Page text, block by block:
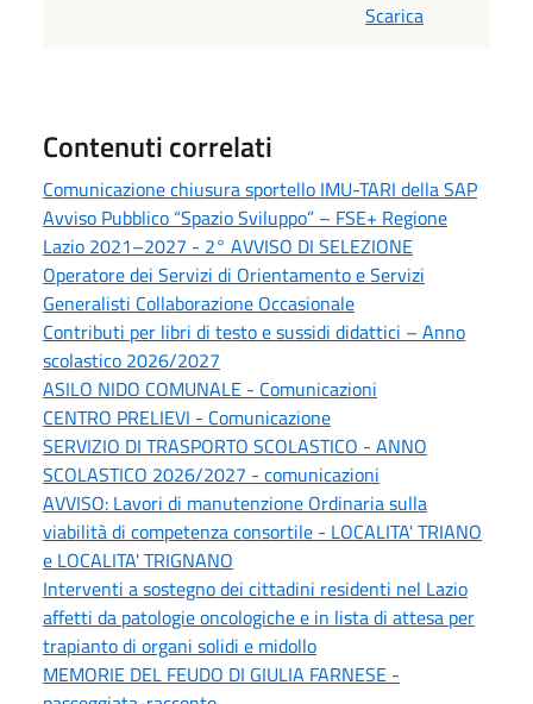
Scarica
Contenuti correlati
Comunicazione chiusura sportello IMU-TARI della SAP
Avviso Pubblico “Spazio Sviluppo” – FSE+ Regione
Lazio 2021–2027 - 2° AVVISO DI SELEZIONE
Operatore dei Servizi di Orientamento e Servizi
Generalisti Collaborazione Occasionale
Contributi per libri di testo e sussidi didattici – Anno
scolastico 2026/2027
ASILO NIDO COMUNALE - Comunicazioni
CENTRO PRELIEVI - Comunicazione
SERVIZIO DI TRASPORTO SCOLASTICO - ANNO
SCOLASTICO 2026/2027 - comunicazioni
AVVISO: Lavori di manutenzione Ordinaria sulla
viabilità di competenza consortile - LOCALITA' TRIANO
e LOCALITA' TRIGNANO
Interventi a sostegno dei cittadini residenti nel Lazio
affetti da patologie oncologiche e in lista di attesa per
trapianto di organi solidi e midollo
MEMORIE DEL FEUDO DI GIULIA FARNESE -